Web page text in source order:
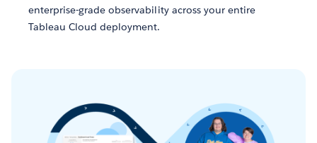
enterprise-grade observability across your entire
Tableau Cloud deployment.